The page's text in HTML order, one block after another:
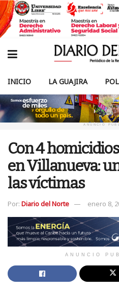
INICIO LA GUAJIRA
ANUNCIO
Con 4
en Villanueva:
las víctimas
Por: Diario del Norte enero 8,
ANUNCIO